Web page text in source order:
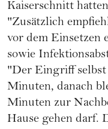
Kaiserschnitt
"Zusätzlich
vor dem Einsetzen
sowie
"Der Eingriff
Minuten, danach
Minuten zur
Hause gehen darf.